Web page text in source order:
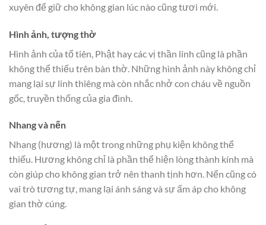
xuyên để giữ cho không gian lúc nào cũng tươi mới.
Hình ảnh, tượng thờ
Hình ảnh của tổ tiên, Phật hay các vị thần linh cũng là phần
không thể thiếu trên bàn thờ. Những hình ảnh này không chỉ
mang lại sự linh thiêng mà còn nhắc nhở con cháu về nguồn
gốc, truyền thống của gia đình.
Nhang và nến
Nhang (hương) là một trong những phụ kiện không thể
thiếu. Hương không chỉ là phần thể hiện lòng thành kính mà
còn giúp cho không gian trở nên thanh tịnh hơn. Nến cũng có
vai trò tương tự, mang lại ánh sáng và sự ấm áp cho không
gian thờ cúng.